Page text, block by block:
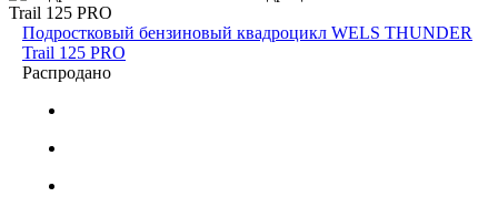
Подростковый бензиновый квадроцикл WELS THUNDER
Trail 125 PRO
Распродано